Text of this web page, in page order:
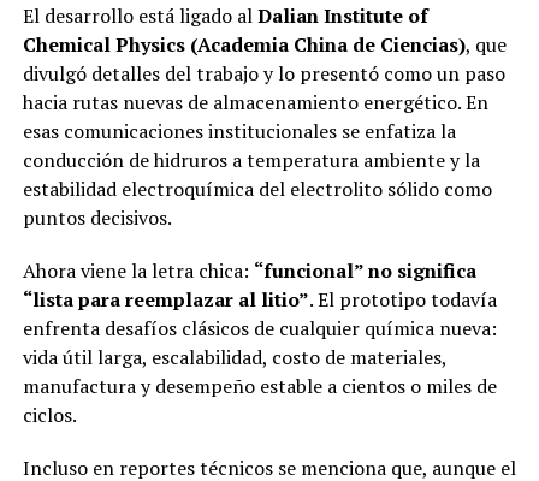
El desarrollo está ligado alDalian Institute of
Chemical Physics (Academia China de Ciencias), que
divulgó detalles del trabajo y lo presentó como un paso
hacia rutas nuevas de almacenamiento energético. En
esas comunicaciones institucionales se enfatiza la
conducción de hidruros a temperatura ambiente y la
estabilidad electroquímica del electrolito sólido como
puntos decisivos.
Ahora viene la letra chica: “funcional” no significa
“lista para reemplazar al litio”. El prototipo todavía
enfrenta desafíos clásicos de cualquier química nueva:
vida útil larga, escalabilidad, costo de materiales,
manufactura y desempeño estable a cientos o miles de
ciclos.
Incluso en reportes técnicos se menciona que, aunque el